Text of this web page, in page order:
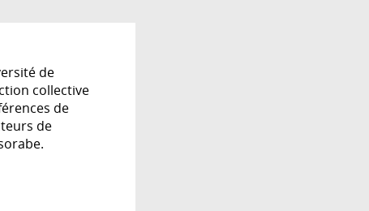
de
collective
de
de